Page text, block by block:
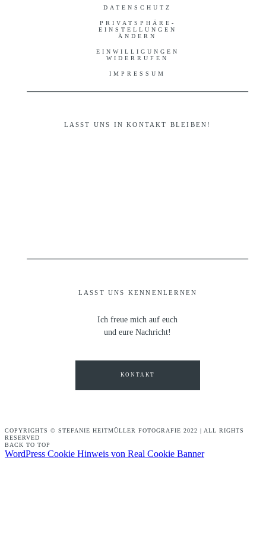
DATENSCHUTZ
PRIVATSPHÄRE-
EINSTELLUNGEN
ÄNDERN
EINWILLIGUNGEN
WIDERRUFEN
IMPRESSUM
LASST UNS KENNENLERNEN
LASST UNS IN KONTAKT BLEIBEN!
Ich freue mich auf euch
und eure Nachricht!
KONTAKT
COPYRIGHTS © STEFANIE HEITMÜLLER FOTOGRAFIE 2022 | ALL RIGHTS
RESERVED
BACK TO TOP
WordPress Cookie Hinweis von Real Cookie Banner